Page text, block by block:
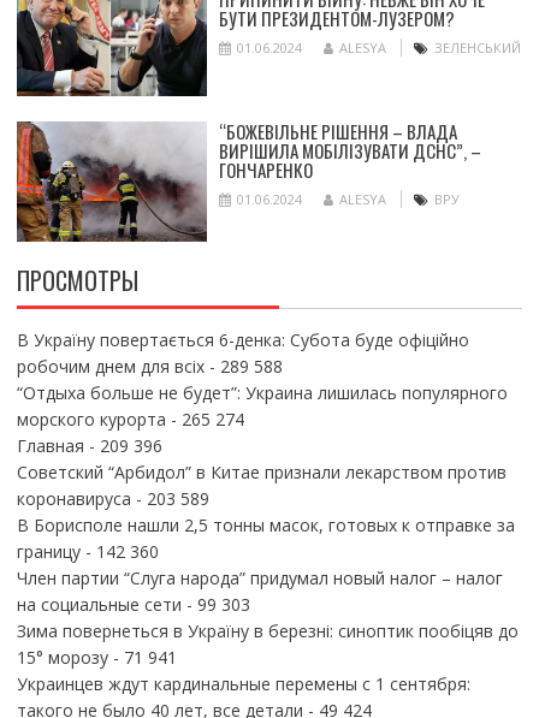
БУТИ ПРЕЗИДЕНТОМ-ЛУЗЕРОМ?
01.06.2024 ALESYA ЗЕЛЕНСЬКИЙ
“БОЖЕВІЛЬНЕ РІШЕННЯ – ВЛАДА
ВИРІШИЛА МОБІЛІЗУВАТИ ДСНС”, –
ГОНЧАРЕНКО
01.06.2024 ALESYA ВРУ
ПРОСМОТРЫ
В Україну повертається 6-денка: Субота буде офіційно
робочим днем для всіх- 289 588
“Отдыха больше не будет”: Украина лишилась популярного
морского курорта - 265 274
Главная - 209 396
Советский “Арбидол” в Китае признали лекарством против
коронавируса - 203 589
В Борисполе нашли 2,5 тонны масок, готовых к отправке за
границу- 142 360
Член партии “Слуга народа” придумал новый налог – налог
на социальные сети - 99 303
Зима повернеться в Україну в березні: синоптик пообіцяв до
15° морозу- 71 941
Украинцев ждут кардинальные перемены с 1 сентября:
такого не было 40 лет, все детали - 49 424